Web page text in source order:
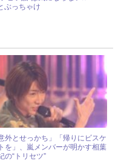
ぶっちゃけ
意外とせっかち」「帰りにビスケ
を」、嵐メンバーが明かす相葉
の“トリセツ”